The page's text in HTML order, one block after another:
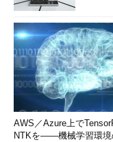
AWS／Azure上で
NTKを――機械学習環境